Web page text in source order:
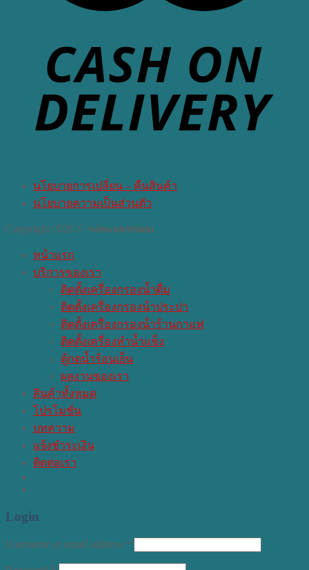
นโยบายการเปลี่ยน – คืนสินค้า
นโยบายความเป็นส่วนตัว
Copyright 2026 © winwatersiam
หน้าแรก
บริการของเรา
ติดตั้งเครื่องกรองน้ำดื่ม
ติดตั้งเครื่องกรองน้ําประปา
ติดตั้งเครื่องกรองน้ําร้านกาแฟ
ติดตั้งเครื่องทำน้ำแข็ง
ตู้กดน้ำร้อนเย็น
ผลงานของเรา
สินค้าทั้งหมด
โปรโมชั่น
บทความ
แจ้งชำระเงิน
ติดต่อเรา
Login
Username or email address *